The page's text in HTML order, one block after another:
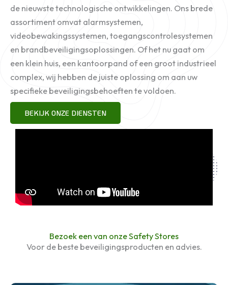
de nieuwste technologische ontwikkelingen. Ons brede
assortiment omvat alarmsystemen,
videobewakingssystemen, toegangscontrolesystemen
en brandbeveiligingsoplossingen. Of het nu gaat om
een ​​klein huis, een kantoorpand of een groot industrieel
complex, wij hebben de juiste oplossing om aan uw
specifieke beveiligingsbehoeften te voldoen.
BEKIJK ONZE DIENSTEN
Bezoek een van onze Safety Stores
Voor de beste beveiligingsproducten en advies.